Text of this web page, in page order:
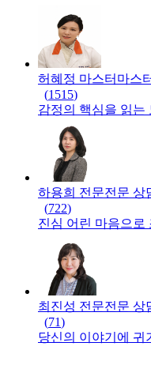
허혜정 마스터 마스
(1515)
감정의 핵심을 읽는
하용희 전문전문 상
(722)
진심 어린 마음으로
최진성 전문전문 상
(71)
당신의 이야기에 귀